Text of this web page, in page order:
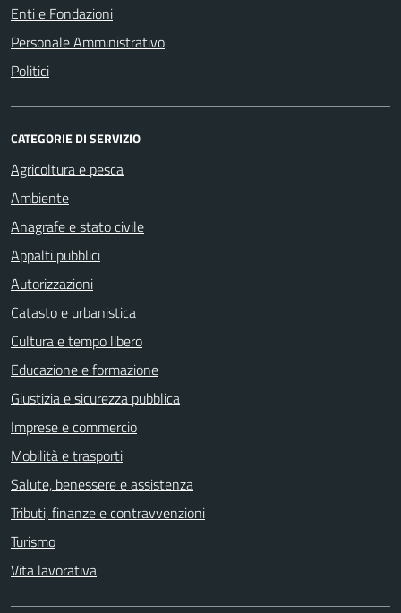
Enti e Fondazioni
Personale Amministrativo
Politici
CATEGORIE DI SERVIZIO
Agricoltura e pesca
Ambiente
Anagrafe e stato civile
Appalti pubblici
Autorizzazioni
Catasto e urbanistica
Cultura e tempo libero
Educazione e formazione
Giustizia e sicurezza pubblica
Imprese e commercio
Mobilità e trasporti
Salute, benessere e assistenza
Tributi, finanze e contravvenzioni
Turismo
Vita lavorativa